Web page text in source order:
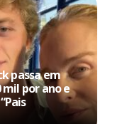
passa em
mil por ano e